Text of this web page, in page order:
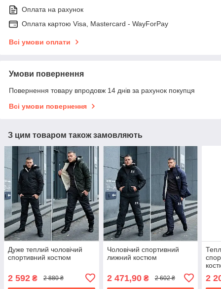
Оплата на рахунок
Оплата картою Visa, Mastercard - WayForPay
Всі умови оплати
Умови повернення
Повернення товару впродовж 14 днів за рахунок покупця
Всі умови повернення
З цим товаром також замовляють
Дуже теплий чоловічий
спортивний костюм
2 592 ₴ 2 880 ₴
Чоловічий спортивний
лижний костюм
2 471,90₴ 2 602 ₴ 2